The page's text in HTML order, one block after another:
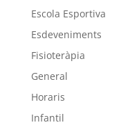
Escola Esportiva
Esdeveniments
Fisioteràpia
General
Horaris
Infantil